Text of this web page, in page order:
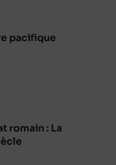
pacifique
romain : La